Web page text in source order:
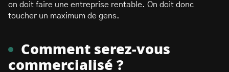
on doit faire une entreprise rentable. On doit donc
toucher un maximum de gens.
Comment serez-vous
commercialisé ?